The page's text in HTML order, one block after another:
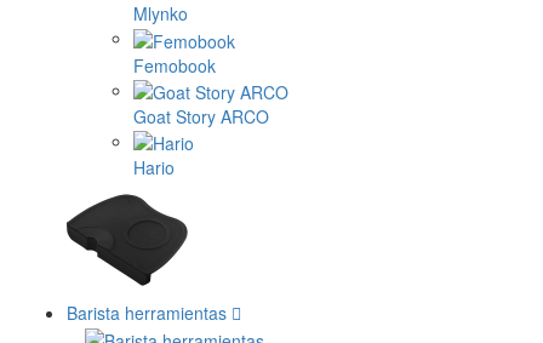
Mlynko
Femobook
Goat Story ARCO
Hario
Barista herramientas